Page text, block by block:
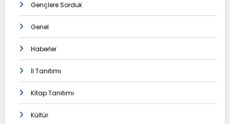
Gençlere Sorduk
Genel
Haberler
İl Tanıtımı
Kitap Tanıtımı
Kültür